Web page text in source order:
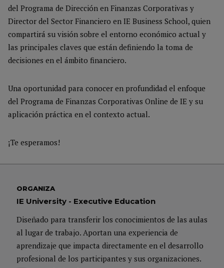
del Programa de Dirección en Finanzas Corporativas y
Director del Sector Financiero en IE Business School, quien
compartirá su visión sobre el entorno económico actual y
las principales claves que están definiendo la toma de
decisiones en el ámbito financiero.
Una oportunidad para conocer en profundidad el enfoque
del Programa de Finanzas Corporativas Online de IE y su
aplicación práctica en el contexto actual.
¡Te esperamos!
ORGANIZA
IE University - Executive Education
Diseñado para transferir los conocimientos de las aulas
al lugar de trabajo. Aportan una experiencia de
aprendizaje que impacta directamente en el desarrollo
profesional de los participantes y sus organizaciones.